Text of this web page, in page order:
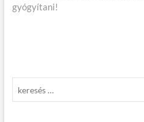
gyógyítani!